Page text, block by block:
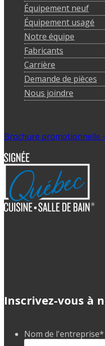
Équipement neuf
Équipement usagé
Notre équipe
Fabricants
Carrière
Demande de pièces
Nous joindre
Brochure promotionnelle
Inscrivez-vous à
Nom de l'entreprise*